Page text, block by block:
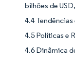
bilhões de
4.4
4.5 Políticas e
4.6 Dinâmica